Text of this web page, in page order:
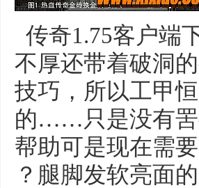
传奇1.75客户端
不厚还带着破洞
技巧，所以工甲
的……只是没有罟
帮助可是现在需
？腿脚发软亮面